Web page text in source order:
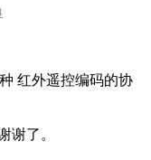
红外遥控编码的协
谢了。